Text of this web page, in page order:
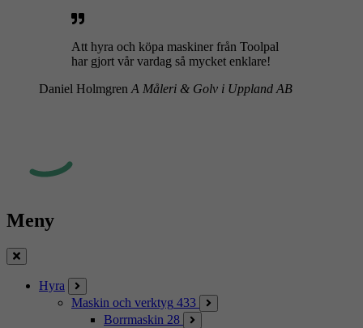
Att hyra och köpa maskiner från Toolpal
har gjort vår vardag så mycket enklare!
Daniel Holmgren A Måleri & Golv i Uppland AB
Meny
Stäng
Hyra
Maskin och verktyg 433
Borrmaskin 28